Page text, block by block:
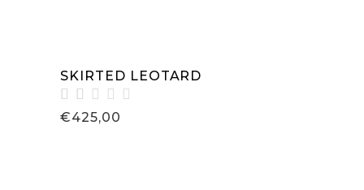
SKIRTED LEOTARD
Bewertet
mit
€425,00